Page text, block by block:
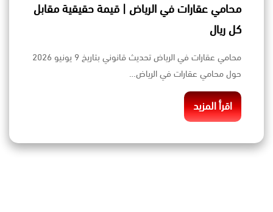
محامي عقارات في الرياض | قيمة حقيقية مقابل
كل ريال
محامي عقارات في الرياض تحديث قانوني بتاريخ 9 يونيو 2026
حول محامي عقارات في الرياض…
اقرأ المزيد